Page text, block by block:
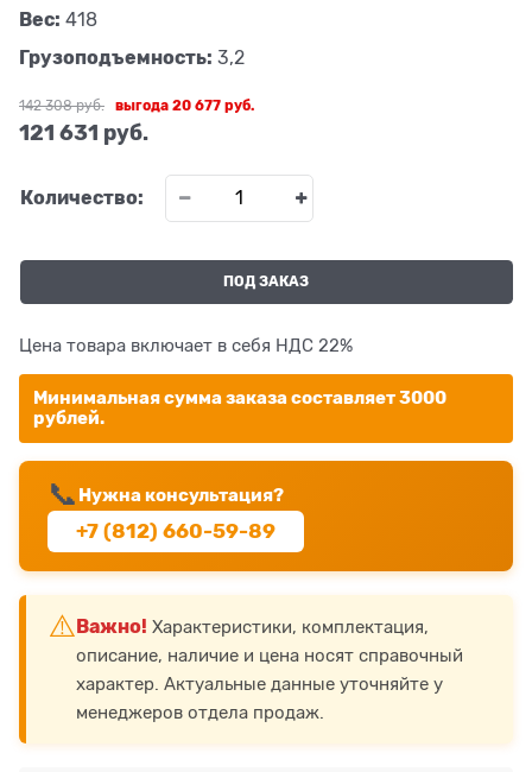
Вес: 418
Грузоподъемность: 3,2
142 308 руб.
121 631 руб.
выгода20 677 руб.
Количество:
ПОД ЗАКАЗ
Цена товара включает в себя НДС 22%
Минимальная сумма заказа составляет 3000
рублей.
📞 Нужна консультация?
+7 (812) 660-59-89
⚠️ Важно! Характеристики, комплектация,
описание, наличие и цена носят справочный
характер. Актуальные данные уточняйте у
менеджеров отдела продаж.